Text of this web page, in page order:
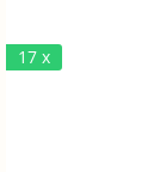
17 x